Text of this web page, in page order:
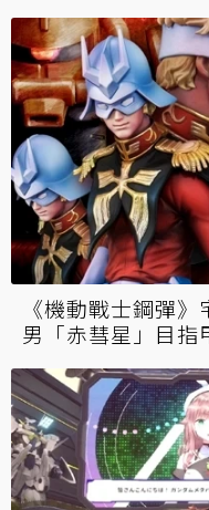
《機動戰士鋼彈
男「赤彗星」目指